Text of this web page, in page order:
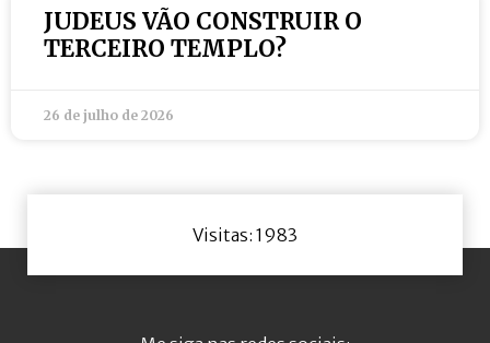
JUDEUS VÃO CONSTRUIR O
TERCEIRO TEMPLO?
26 de julho de 2026
Visitas: 1983